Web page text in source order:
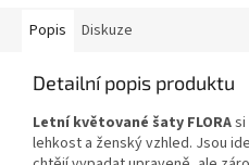
Popis Diskuze
Detailní popis produktu
Letní květované šaty FLORA
lehkost a ženský vzhled. Jsou